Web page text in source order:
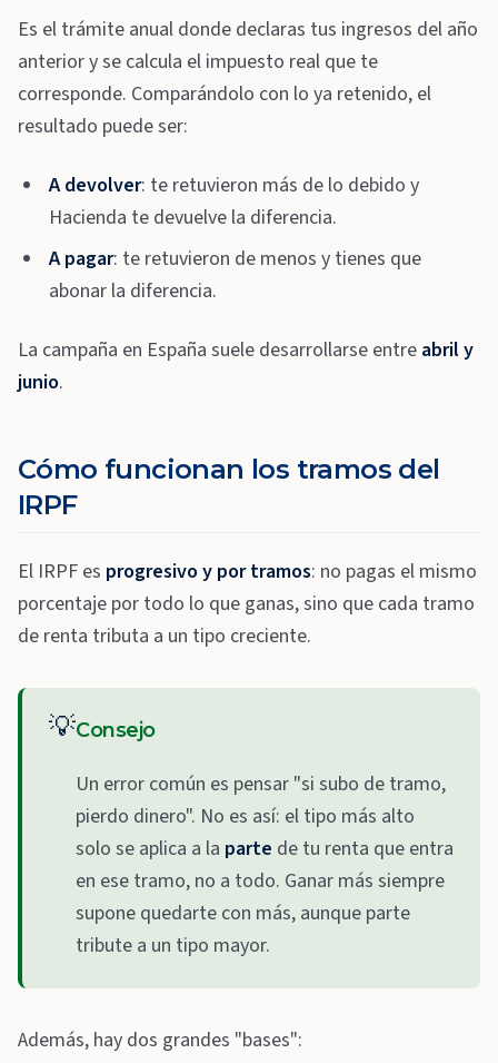
Es el trámite anual donde declaras tus ingresos del año
anterior y se calcula el impuesto real que te
corresponde. Comparándolo con lo ya retenido, el
resultado puede ser:
A devolver: te retuvieron más de lo debido y
Hacienda te devuelve la diferencia.
A pagar: te retuvieron de menos y tienes que
abonar la diferencia.
La campaña en España suele desarrollarse entre abril y
junio.
Cómo funcionan los tramos del
IRPF
El IRPF es progresivo y por tramos: no pagas el mismo
porcentaje por todo lo que ganas, sino que cada tramo
de renta tributa a un tipo creciente.
💡Consejo
Un error común es pensar "si subo de tramo,
pierdo dinero". No es así: el tipo más alto
solo se aplica a la parte de tu renta que entra
en ese tramo, no a todo. Ganar más siempre
supone quedarte con más, aunque parte
tribute a un tipo mayor.
Además, hay dos grandes "bases":